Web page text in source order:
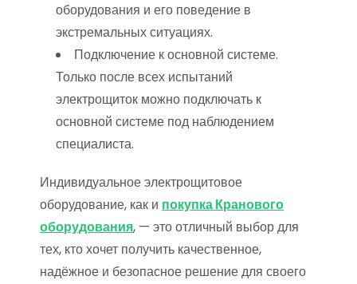
оборудования и его поведение в
экстремальных ситуациях.
Подключение к основной системе.
Только после всех испытаний
электрощиток можно подключать к
основной системе под наблюдением
специалиста.
Индивидуальное электрощитовое
оборудование, как и покупка Кранового
оборудования, — это отличный выбор для
тех, кто хочет получить качественное,
надёжное и безопасное решение для своего